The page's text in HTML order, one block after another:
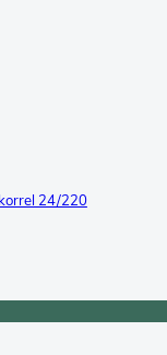
24/220